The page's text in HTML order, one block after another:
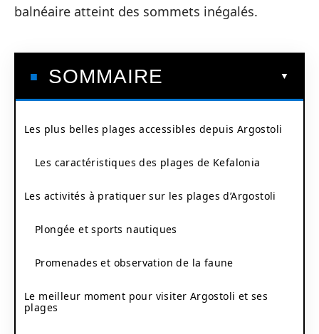
balnéaire atteint des sommets inégalés.
SOMMAIRE
Les plus belles plages accessibles depuis Argostoli
Les caractéristiques des plages de Kefalonia
Les activités à pratiquer sur les plages d’Argostoli
Plongée et sports nautiques
Promenades et observation de la faune
Le meilleur moment pour visiter Argostoli et ses
plages